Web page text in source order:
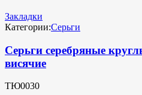
Закладки
Категории:Серьги
Серьги серебряные
висячие
ТЮ0030